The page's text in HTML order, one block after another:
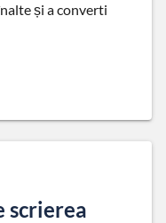
și a converti
scrierea